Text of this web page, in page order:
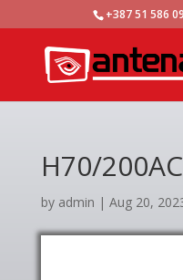
+387 51 586
H70/
by admin | Aug 20,